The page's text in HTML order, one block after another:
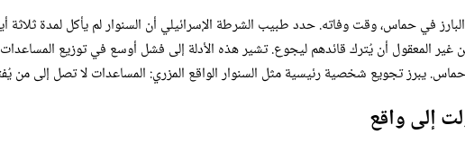
في حماس، وقت وفاته. حدد طبيب الشرطة الإسرائيلي أن السنوار لم يأكل لمدة
المعقول أن يُترك قائدهم ليجوع. تشير هذه الأدلة إلى فشل أوسع في توزيع
يبرز تجويع شخصية رئيسية مثل السنوار الواقع المزري: المساعدات لا تصل إلى
إلى واقع